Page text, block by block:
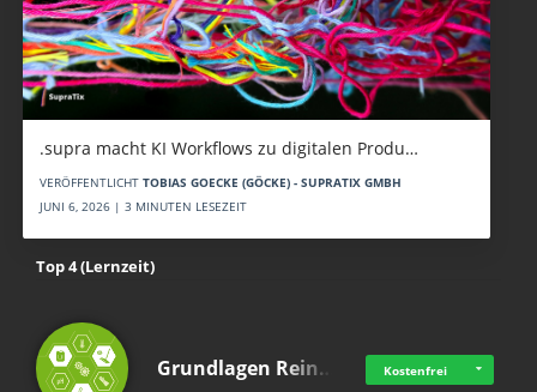
.supra macht KI Workflows zu digitalen Produ…
VERÖFFENTLICHT TOBIAS GOECKE (GÖCKE) - SUPRATIX GMBH
JUNI 6, 2026 | 3 MINUTEN LESEZEIT
Top 4 (Lernzeit)
Grundlagen Rein… Kostenfrei